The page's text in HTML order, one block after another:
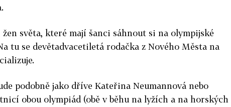
žen světa, které mají šanci sáhnout si na olympijské
tu se devětadvacetiletá rodačka z Nového Města na
podobně jako dříve Kateřina Neumannová nebo
obou olympiád (obě v běhu na lyžích a na horských